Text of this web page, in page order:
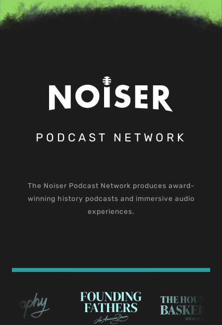
PODCAST NETWORK
The Noiser Podcast Network produces award-
winning history podcasts and immersive audio
experiences.